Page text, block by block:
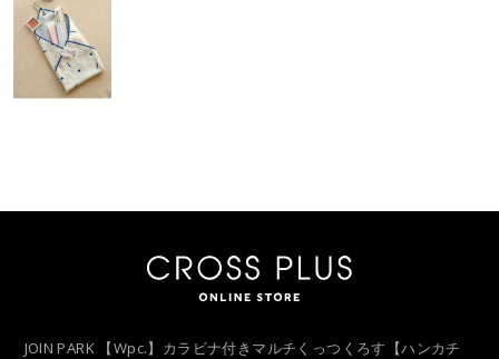
JOIN PARK 【Wpc.】カラビナ付きマルチくっつくろす【ハンカチ